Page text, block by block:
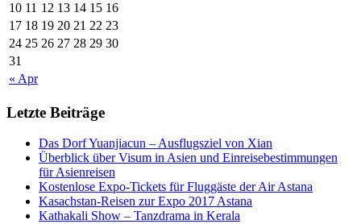
« Apr
10 11 12 13 14 15 16
17 18 19 20 21 22 23
24 25 26 27 28 29 30
31
Letzte Beiträge
Das Dorf Yuanjiacun – Ausflugsziel von Xian
Überblick über Visum in Asien und Einreisebestimmungen
für Asienreisen
Kostenlose Expo-Tickets für Fluggäste der Air Astana
Kasachstan-Reisen zur Expo 2017 Astana
Kathakali Show – Tanzdrama in Kerala